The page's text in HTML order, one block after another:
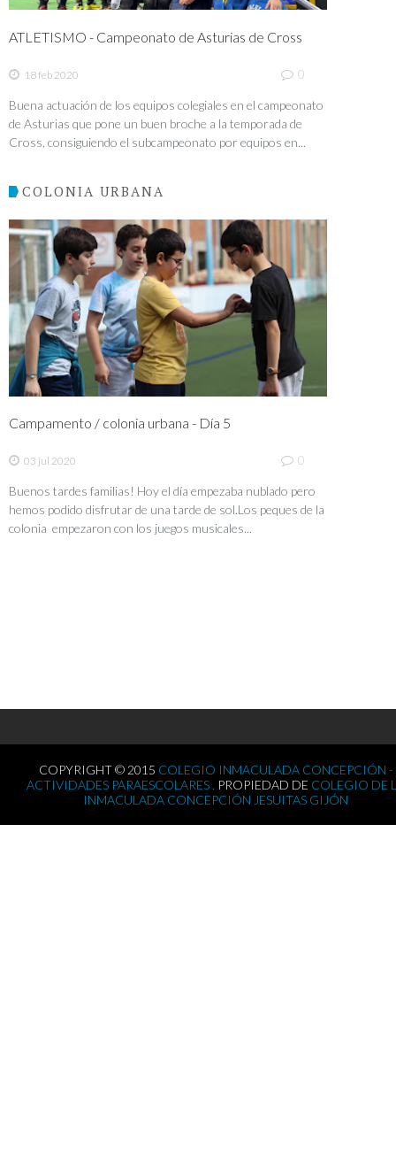
ATLETISMO - Campeonato de Asturias de Cross
18 feb 2020 0
Buena actuación de los equipos colegiales en el campeonato
de Asturias que pone un buen broche a la temporada de
Cross, consiguiendo el subcampeonato por equipos en...
COLONIA URBANA
Campamento / colonia urbana - Día 5
03 jul 2020 0
Buenos tardes familias! Hoy el día empezaba nublado pero
hemos podido disfrutar de una tarde de sol.Los peques de la
colonia empezaron con los juegos musicales...
COPYRIGHT © 2015 COLEGIO INMACULADA CONCEPCIÓN -
ACTIVIDADES PARAESCOLARES . PROPIEDAD DE COLEGIO DE
INMACULADA CONCEPCIÓN JESUITAS GIJÓN